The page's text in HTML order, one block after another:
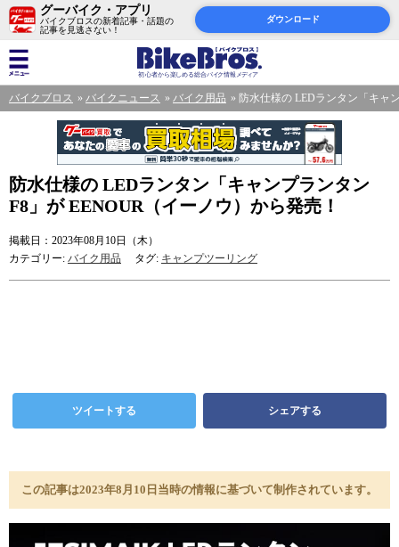
グーバイク・アプリ
バイクブロスの新着記事・話題の
記事を見逃さない！
ダウンロード
バイクブロス バイクニュース バイク用品 防水仕様の LEDランタン「キャ
防水仕様の LEDランタン「キャンプランタン
F8」が EENOUR（イーノウ）から発売！
掲載日：2023年08月10日（木）
カテゴリー: バイク用品 タグ: キャンプツーリング
ツイートする シェアする
この記事は2023年8月10日当時の情報に基づいて制作されています。